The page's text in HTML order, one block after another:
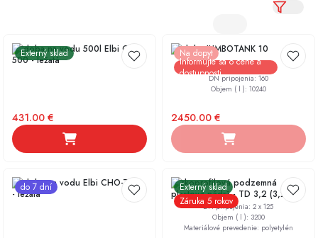
Externý sklad
Nádoba na vodu 500l Elbi CHO-
500 - ležatá
431.00 €
Na dopyt
Informujte sa o cene a
dostupnosti
Nádoba JUMBOTANK 10
DN pripojenia:160
Objem ( l ): 10240
2450.00€
do 7 dní
Nádoba na vodu Elbi CHO-750L
- ležatá
Externý sklad
Záruka 5 rokov
Nízkoprofilová podzemná
plastová nádrž - TD 3,2 (3,2m3)
DN pripojenia:2 x 125
Objem ( l ): 3200
Materiálové prevedenie: polyetylén